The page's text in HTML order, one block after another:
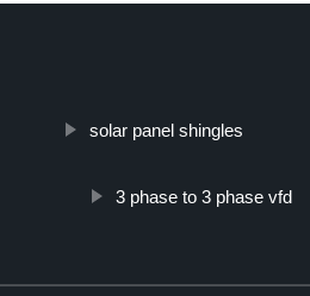
solar panel shingles
3 phase to 3 phase vfd